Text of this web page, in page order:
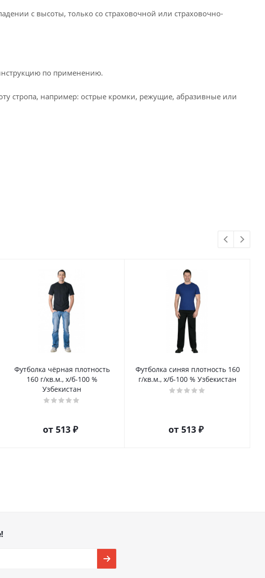
с высоты, только со страховочной или страховочно-
по применению.
стропа, например: острые кромки, режущие, абразивные или
Футболка чёрная плотность
160 г/кв.м., х/б-100 %
Узбекистан
от 513 ₽
Футболка синяя плотность 160
г/кв.м., х/б-100 % Узбекистан
от 513 ₽